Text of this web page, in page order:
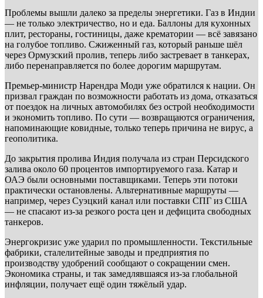
Проблемы вышли далеко за пределы энергетики. Газ в Индии
— не только электричество, но и еда. Баллоны для кухонных
плит, рестораны, гостиницы, даже крематории — всё завязано
на голубое топливо. Сжиженный газ, который раньше шёл
через Ормузский пролив, теперь либо застревает в танкерах,
либо перенаправляется по более дорогим маршрутам.
Премьер-министр Нарендра Моди уже обратился к нации. Он
призвал граждан по возможности работать из дома, отказаться
от поездок на личных автомобилях без острой необходимости
и экономить топливо. По сути — возвращаются ограничения,
напоминающие ковидные, только теперь причина не вирус, а
геополитика.
До закрытия пролива Индия получала из стран Персидского
залива около 60 процентов импортируемого газа. Катар и
ОАЭ были основными поставщиками. Теперь эти потоки
практически остановлены. Альтернативные маршруты —
например, через Суэцкий канал или поставки СПГ из США
— не спасают из-за резкого роста цен и дефицита свободных
танкеров.
Энергокризис уже ударил по промышленности. Текстильные
фабрики, сталелитейные заводы и предприятия по
производству удобрений сообщают о сокращении смен.
Экономика страны, и так замедлявшаяся из-за глобальной
инфляции, получает ещё один тяжёлый удар.